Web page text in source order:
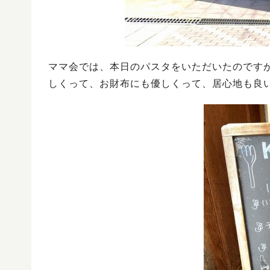
ママ会では、本日のパスタをいただいたので
しくって、お財布にも優しくって、居心地も良